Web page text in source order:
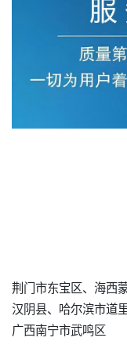
荆门市东宝区、海西
汉阴县、哈尔滨市道
广西南宁市武鸣区